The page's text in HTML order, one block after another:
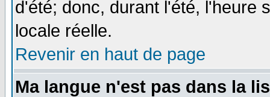
d'été; donc, durant l'été, l'heure
locale réelle.
Revenir en haut de page
Ma langue n'est pas dans la